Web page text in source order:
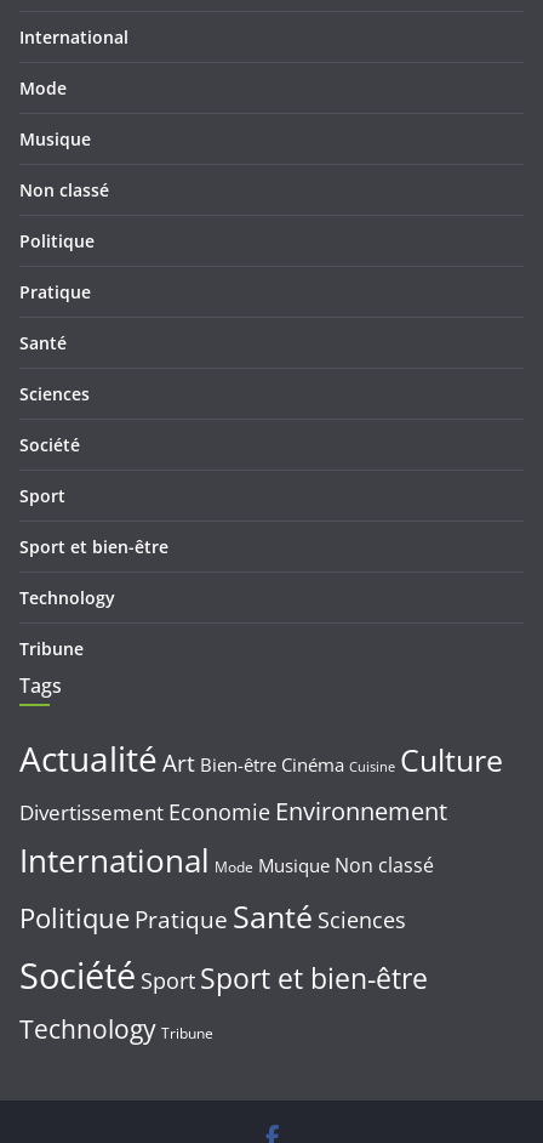
International
Mode
Musique
Non classé
Politique
Pratique
Santé
Sciences
Société
Sport
Sport et bien-être
Technology
Tribune
Tags
ActualitéArt Bien-être Cinéma Cuisine Culture
Divertissement Economie Environnement
International Mode Musique Non classé
Politique Pratique Santé Sciences
Société Sport Sport et bien-être
Technology Tribune